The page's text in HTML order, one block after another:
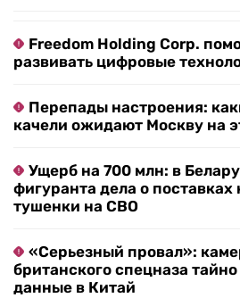
Freedom Holding Corp.
развивать цифровые
Перепады настроения:
качели ожидают Москву на
Ущерб на 700 млн: в
фигуранта дела о поставках
тушенки на СВО
«Серьезный провал»:
британского спецназа
данные в Китай